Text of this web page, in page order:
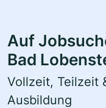
Auf
Bad
Vollzeit, Teilzeit
Ausbildung